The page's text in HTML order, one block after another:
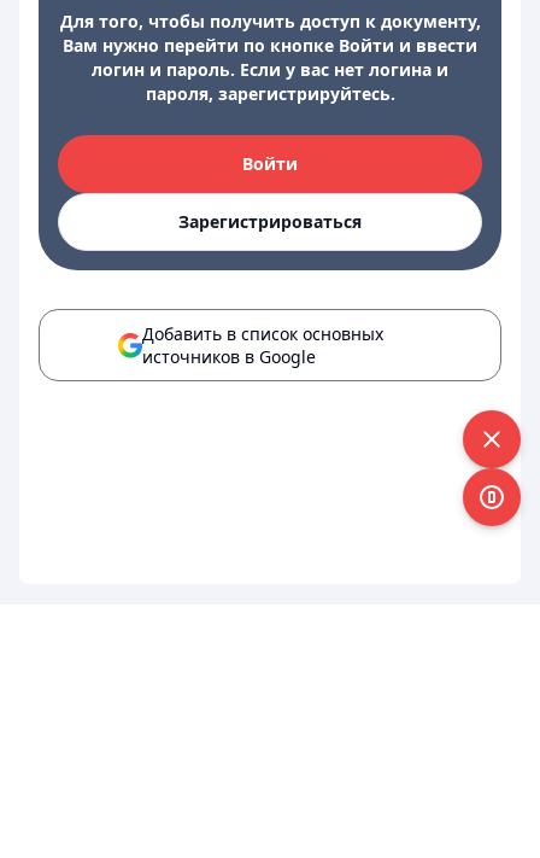
Для того, чтобы получить доступ к документу,
Вам нужно перейти по кнопке Войти и ввести
логин и пароль. Если у вас нет логина и
пароля, зарегистрируйтесь.
Войти
Зарегистрироваться
Добавить в список основных
источников в Google